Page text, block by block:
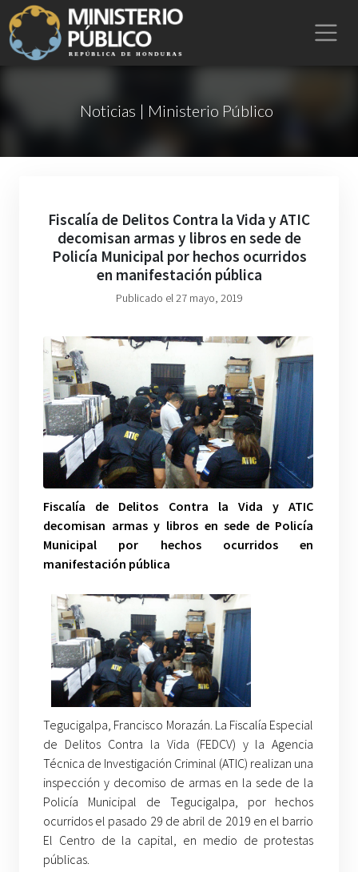
Noticias | Ministerio Público
Fiscalía de Delitos Contra la Vida y ATIC
decomisan armas y libros en sede de
Policía Municipal por hechos ocurridos
en manifestación pública
Publicado el 27 mayo, 2019
Fiscalía de Delitos Contra la Vida y ATIC
decomisan armas y libros en sede de Policía
Municipal por hechos ocurridos en
manifestación pública
Tegucigalpa, Francisco Morazán. La Fiscalía Especial
de Delitos Contra la Vida (FEDCV) y la Agencia
Técnica de Investigación Criminal (ATIC) realizan una
inspección y decomiso de armas en la sede de la
Policía Municipal de Tegucigalpa, por hechos
ocurridos el pasado 29 de abril de 2019 en el barrio
El Centro de la capital, en medio de protestas
públicas.